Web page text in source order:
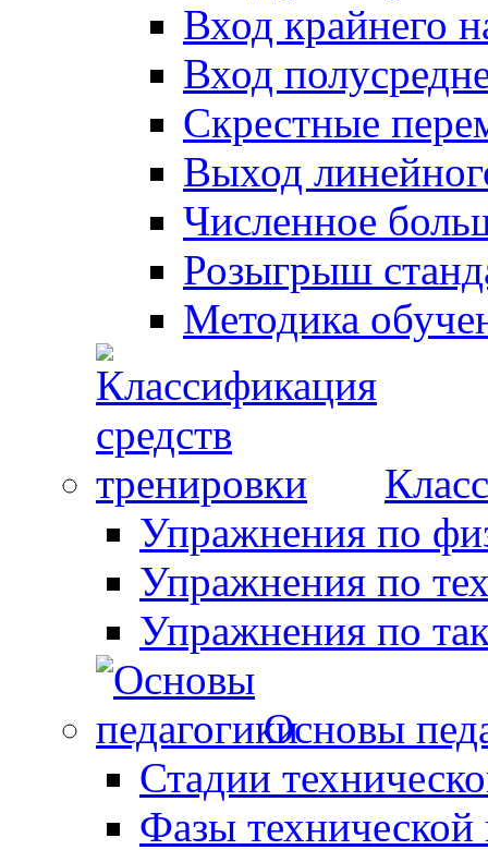
Вход крайнего
Вход
Скрестные
Выход
Численное
Розыгрыш
Методика
Упражнения по
Упражнения по
Упражнения по
Основы
Стадии
Фазы технической